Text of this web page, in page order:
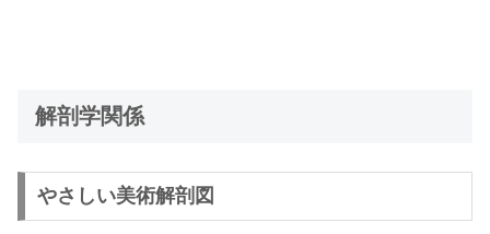
解剖学関係
やさしい美術解剖図